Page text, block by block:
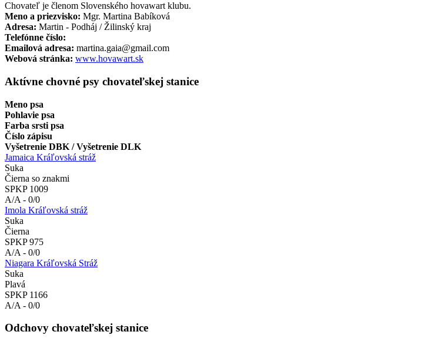
Chovateľ je členom Slovenského hovawart klubu.
Meno a priezvisko: Mgr. Martina Babíková
Adresa: Martin - Podháj / Žilinský kraj
Telefónne číslo:
Emailová adresa: martina.gaia@gmail.com
Webová stránka: www.hovawart.sk
Aktívne chovné psy chovateľskej stanice
Meno psa
Pohlavie psa
Farba srsti psa
Číslo zápisu
Vyšetrenie DBK / Vyšetrenie DLK
Jamaica Kráľovská stráž
Suka
Čierna so znakmi
SPKP 1009
A/A - 0/0
Imola Kráľovská stráž
Suka
Čierna
SPKP 975
A/A - 0/0
Niagara Kráľovská Stráž
Suka
Plavá
SPKP 1166
A/A - 0/0
Odchovy chovateľskej stanice